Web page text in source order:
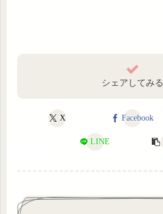
シェアしてみる
X Facebook
LINE